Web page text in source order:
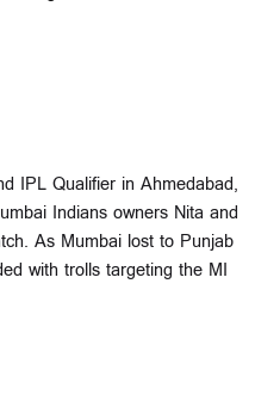
IPL Qualifier in Ahmedabad,
Indians owners Nita and
As Mumbai lost to Punjab
with trolls targeting the MI